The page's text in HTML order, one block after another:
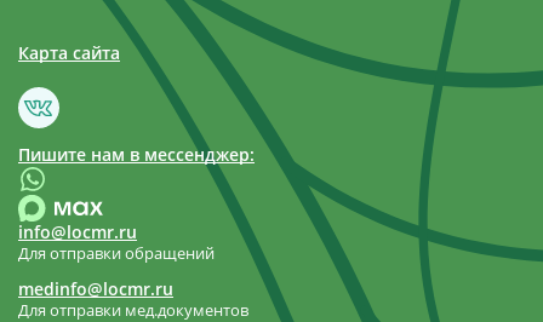
Карта сайта
Пишите нам в мессенджер:
info@locmr.ru
Для отправки обращений
medinfo@locmr.ru
Для отправки мед.документов